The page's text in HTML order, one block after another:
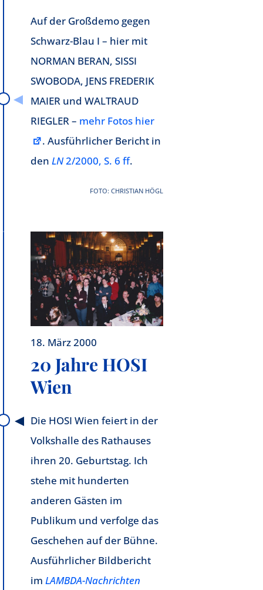
Auf der Großdemo gegen
Schwarz-Blau I – hier mit
NORMAN BERAN, SISSI
SWOBODA, JENS FREDERIK
MAIER und WALTRAUD
RIEGLER – mehr Fotos hier
. Ausführlicher Bericht in
den LN2/2000, S. 6 ff.
FOTO: CHRISTIAN HÖGL
18. März 2000
20 Jahre HOSI
Wien
Die HOSI Wien feiert in der
Volkshalle des Rathauses
ihren 20. Geburtstag. Ich
stehe mit hunderten
anderen Gästen im
Publikum und verfolge das
Geschehen auf der Bühne.
Ausführlicher Bildbericht
im LAMBDA-Nachrichten